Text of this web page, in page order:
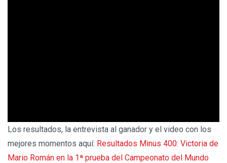
Los resultados, la entrevista al ganador y el video con los
mejores momentos aquí: Resultados Minus 400: Victoria de
Mario Román en la 1ª prueba del Campeonato del Mundo